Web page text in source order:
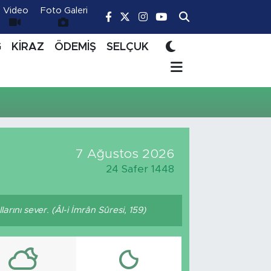
Video Foto Galeri
KİRAZ ÖDEMİŞ SELÇUK
7 Ağustos 2026
24 Safer 1448
sever. (Âl-i İmrân Sûresi, 159)